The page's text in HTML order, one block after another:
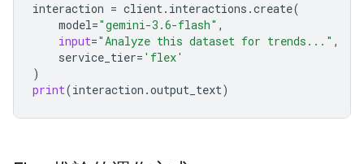
interaction = client. interactions .create(
model="gemini-3.6-flash" ,
input="Analyze this dataset for trends..." ,
service_tier= 'flex'
)
print(interaction .output_text)